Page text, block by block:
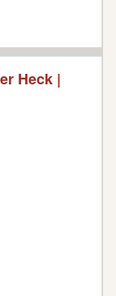
Heck |